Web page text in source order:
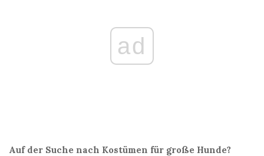
ad
Auf der Suche nach Kostümen für große Hunde?